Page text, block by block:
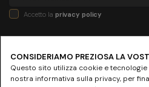
Accetto la privacy policy
CONSIDERIAMO PREZIOSA LA
Questo sito utilizza cookie e
nostra informativa sulla privacy, per